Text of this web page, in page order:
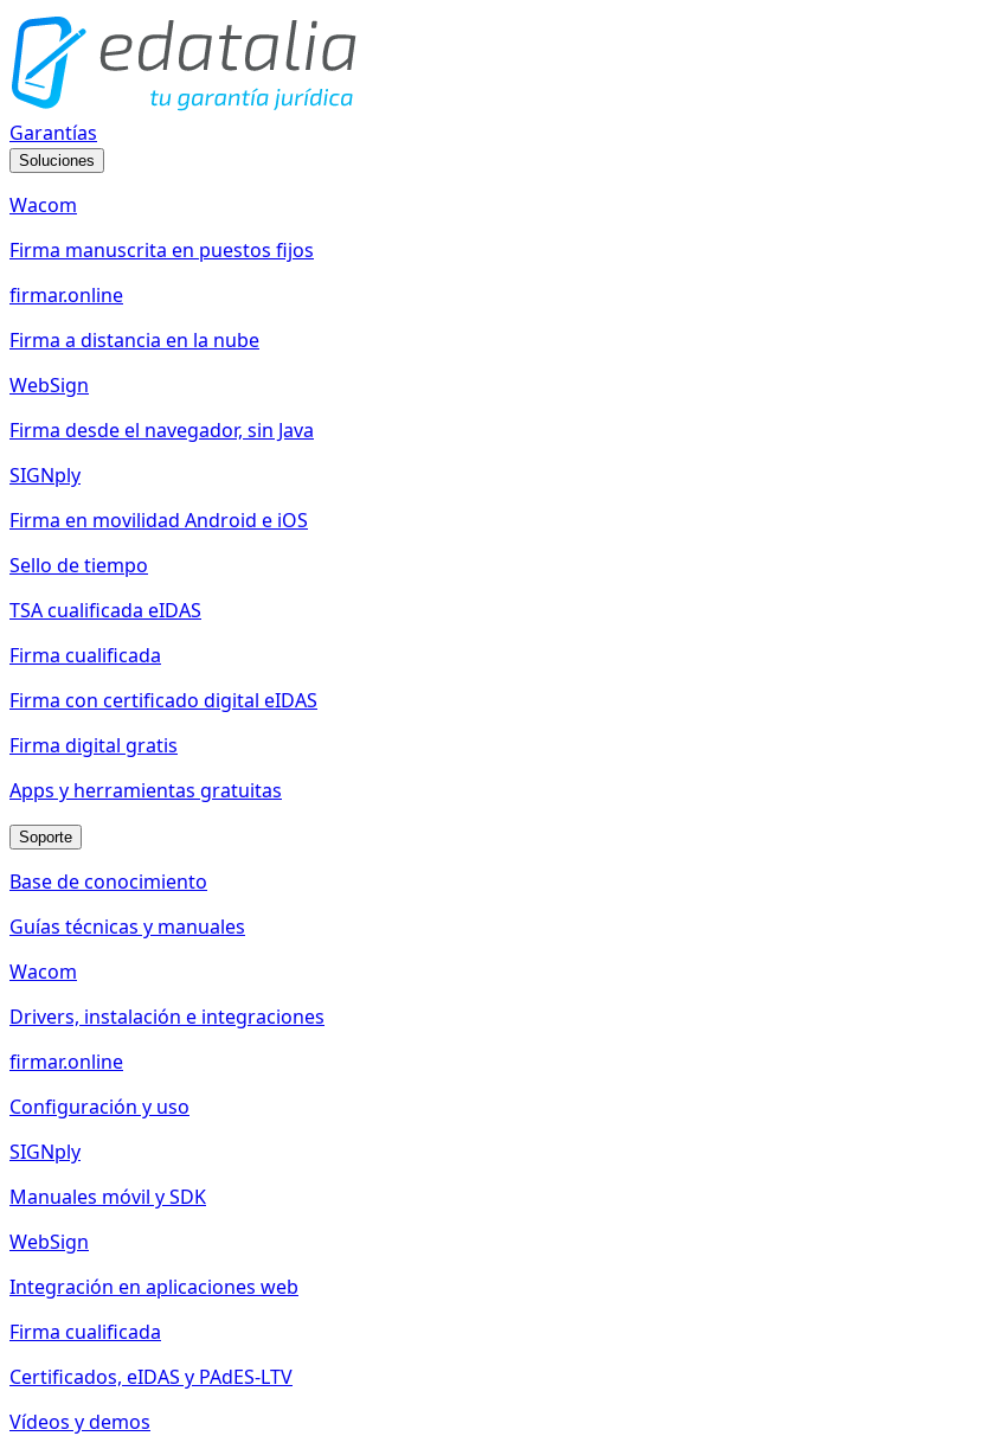
Garantías
Soluciones
Wacom
Firma manuscrita en puestos fijos
firmar.online
Firma a distancia en la nube
WebSign
Firma desde el navegador, sin Java
SIGNply
Firma en movilidad Android e iOS
Sello de tiempo
TSA cualificada eIDAS
Firma cualificada
Firma con certificado digital eIDAS
Firma digital gratis
Apps y herramientas gratuitas
Soporte
Base de conocimiento
Guías técnicas y manuales
Wacom
Drivers, instalación e integraciones
firmar.online
Configuración y uso
SIGNply
Manuales móvil y SDK
WebSign
Integración en aplicaciones web
Firma cualificada
Certificados, eIDAS y PAdES-LTV
Vídeos y demos